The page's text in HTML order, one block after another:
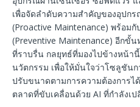
เพื่อจัดลำดับความสำคัญของอุปกร
(Proactive Maintenance) พร้อม
(Preventive Maintenance) อีก
ที่ราบรื่น กลยุทธ์ที่มองไปข้างหน้า
นวัตกรรม เพื่อให้มั่นใจว่าโซลูชัน
ปรับขนาดตามการความต้องการ
ตลาดที่ขับเคลื่อนด้วย AI ที่กำลังเป